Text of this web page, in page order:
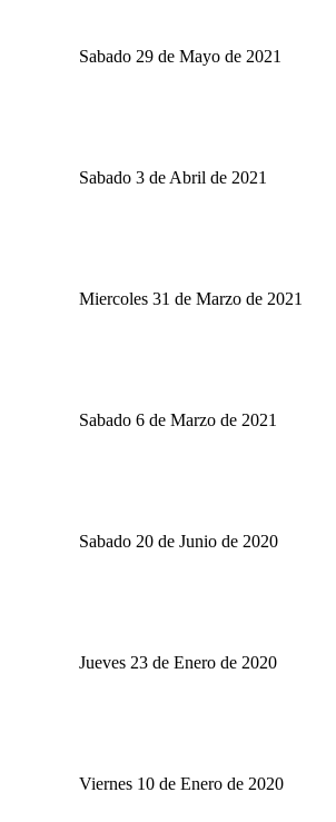
Sabado 29 de Mayo de 2021
Sabado 3 de Abril de 2021
Miercoles 31 de Marzo de 2021
Sabado 6 de Marzo de 2021
Sabado 20 de Junio de 2020
Jueves 23 de Enero de 2020
Viernes 10 de Enero de 2020